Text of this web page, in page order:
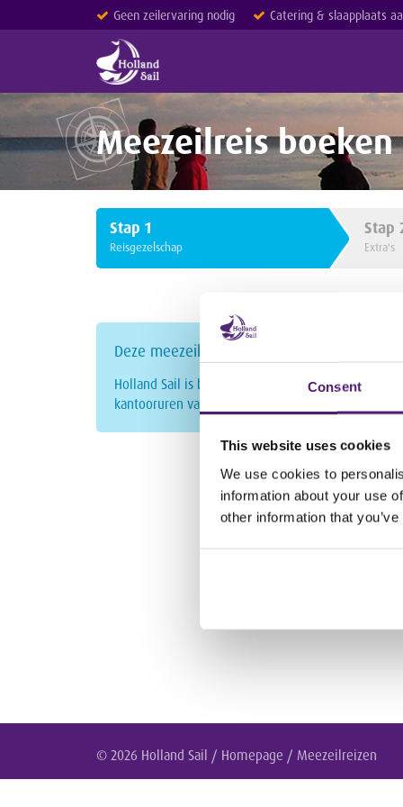
Consent
This website uses cookies
We use cookies to
information about your use
other information that
Geen zeilervaring nodig Catering & slaapplaats
Meezeilreis boeken
Stap 1
Reisgezelschap
Stap
Extra's
Deze meezeilreis is volgeboekt
Holland Sail is bereikbaar op telefoonnummer
kantooruren van maandag tot vrijdag van 8.30 –
© 2026 Holland Sail / Homepage / Meezeilreizen